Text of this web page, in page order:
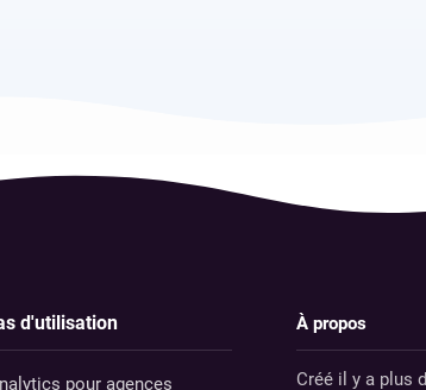
d'utilisation
pour agences
À propos
Créé il y a plus